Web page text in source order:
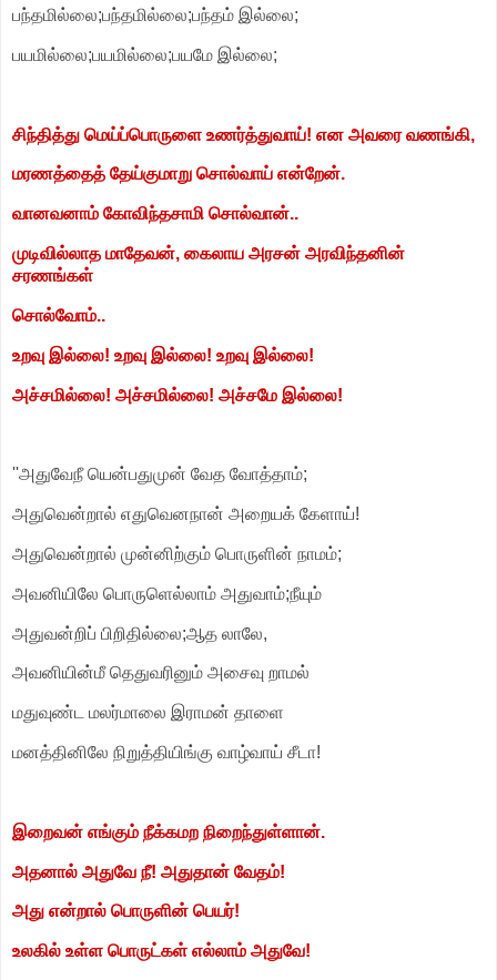
பந்தமில்லை;பந்தமில்லை;பந்தம் இல்லை;
பயமில்லை;பயமில்லை;பயமே இல்லை;
சிந்தித்து மெய்ப்பொருளை உணர்த்துவாய்! என அவரை வணங்கி,
மரணத்தைத் தேய்குமாறு சொல்வாய் என்றேன்.
வானவனாம் கோவிந்தசாமி சொல்வான்..
முடிவில்லாத மாதேவன், கைலாய அரசன் அரவிந்தனின்
சரணங்கள்
சொல்வோம்..
உறவு இல்லை! உறவு இல்லை! உறவு இல்லை!
அச்சமில்லை! அச்சமில்லை! அச்சமே இல்லை!
''அதுவேநீ யென்பதுமுன் வேத வோத்தாம்;
அதுவென்றால் எதுவெனநான் அறையக் கேளாய்!
அதுவென்றால் முன்னிற்கும் பொருளின் நாமம்;
அவனியிலே பொருளெல்லாம் அதுவாம்;நீயும்
அதுவன்றிப் பிறிதில்லை;ஆத லாலே,
அவனியின்மீ தெதுவரினும் அசைவு றாமல்
மதுவுண்ட மலர்மாலை இராமன் தாளை
மனத்தினிலே நிறுத்தியிங்கு வாழ்வாய் சீடா!
இறைவன் எங்கும் நீக்கமற நிறைந்துள்ளான்.
அதனால் அதுவே நீ! அதுதான் வேதம்!
அது என்றால் பொருளின் பெயர்!
உலகில் உள்ள பொருட்கள் எல்லாம் அதுவே!